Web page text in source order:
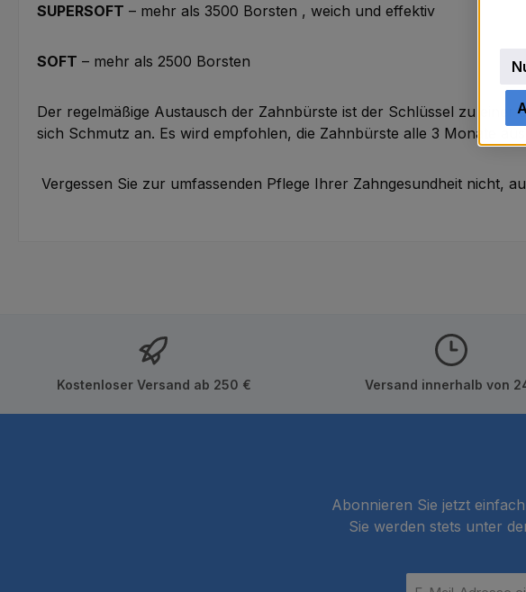
SUPERSOFT – mehr als 3500 Borsten , weich und effektiv
SOFT – mehr als 2500 Borsten
Der regelmäßige Austausch der Zahnbürste ist der Schlüssel zu
sich Schmutz an. Es wird empfohlen, die Zahnbürste alle 3 Monate
Vergessen Sie zur umfassenden Pflege Ihrer Zahngesundheit nicht,
Kostenloser Versand ab 250 € Versand innerhalb von
Abonnieren Sie jetzt
Sie werden stets unter